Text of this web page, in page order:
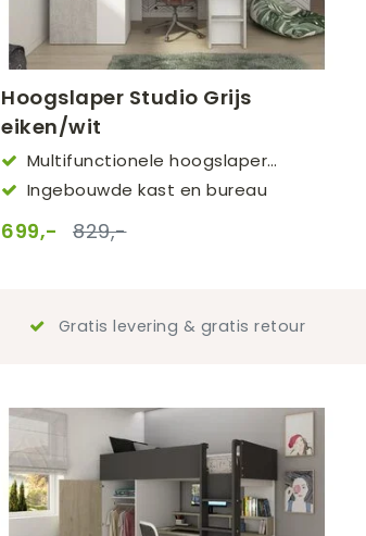
Hoogslaper Studio Grijs
eiken/wit
Multifunctionele hoogslaper
(90x200cm)
Ingebouwde kast en bureau
699,- 829,-
Gratis levering & gratis retour